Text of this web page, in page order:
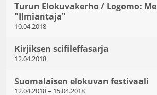
Turun Elokuvakerho / Logomo:
"Ilmiantaja"
10.04.2018
Kirjiksen scifileffasarja
12.04.2018
Suomalaisen elokuvan festivaali
12.04.2018– 15.04.2018